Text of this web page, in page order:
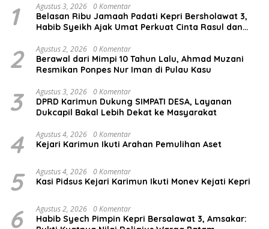
1 Agustus 3, 2026 0 Komentar
Belasan Ribu Jamaah Padati Kepri Bersholawat 3,
Habib Syeikh Ajak Umat Perkuat Cinta Rasul dan
2 Agustus 2, 2026 0 Komentar
Berawal dari Mimpi 10 Tahun Lalu, Ahmad Muzani
Resmikan Ponpes Nur Iman di Pulau Kasu
3 Agustus 3, 2026 0 Komentar
DPRD Karimun Dukung SIMPATI DESA, Layanan
Dukcapil Bakal Lebih Dekat ke Masyarakat
4 Agustus 4, 2026 0 Komentar
Kejari Karimun Ikuti Arahan Pemulihan Aset
5 Agustus 4, 2026 0 Komentar
Kasi Pidsus Kejari Karimun Ikuti Monev Kejati Kepri
6 Agustus 2, 2026 0 Komentar
Habib Syech Pimpin Kepri Bersalawat 3, Amsakar: